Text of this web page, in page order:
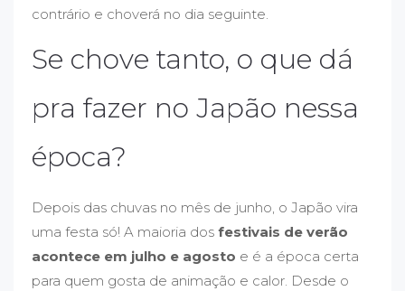
contrário e choverá no dia seguinte.
Se chove tanto, o que dá
pra fazer no Japão nessa
época?
Depois das chuvas no mês de junho, o Japão vira
uma festa só! A maioria dos festivais de verão
acontece em julho e agosto e é a época certa
para quem gosta de animação e calor. Desde o